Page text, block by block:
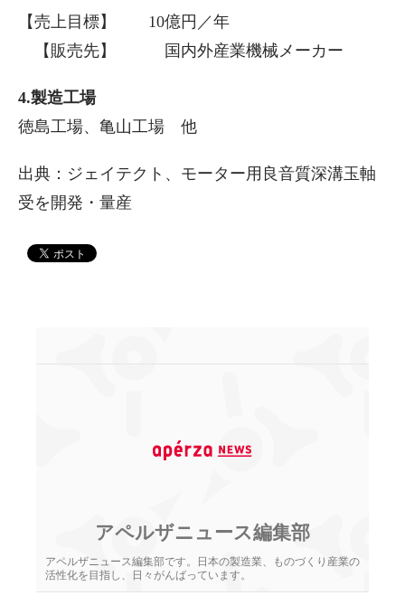
【売上目標】 10億円／年
【販売先】 国内外産業機械メーカー
4.製造工場
徳島工場、亀山工場 他
出典：ジェイテクト、モーター用良音質深溝玉軸
受を開発・量産
アペルザニュース編集部
アペルザニュース編集部です。日本の製造業、ものづくり産業の
活性化を目指し、日々がんばっています。